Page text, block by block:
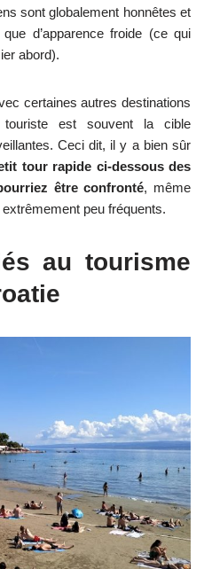
sont globalement honnêtes et
d’apparence froide (ce qui
abord).
certaines autres destinations
touriste est souvent la cible
Ceci dit, il y a bien sûr
tour rapide ci-dessous des
être confronté, même
peu fréquents.
au tourisme